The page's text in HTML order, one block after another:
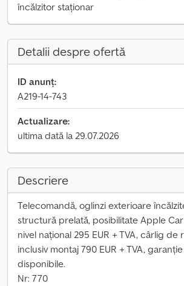
încălzitor staționar
Detalii despre ofertă
ID anunț:
A219-14-743
Actualizare:
ultima dată la 29.07.2026
Descriere
Telecomandă, oglinzi exterioare
structură prelată, posibilitate Apple Car
nivel național 295 EUR + TVA, cârlig de
inclusiv montaj 790 EUR + TVA,
disponibile.
Nr: 770